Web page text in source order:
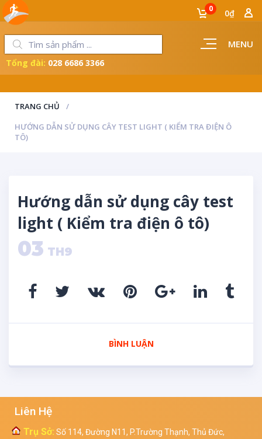
MENU
0 0₫
Tổng đài: 028 6686 3366
TRANG CHỦ
HƯỚNG DẪN SỬ DỤNG CÂY TEST LIGHT ( KIỂM TRA ĐIỆN Ô
TÔ)
Hướng dẫn sử dụng cây test
light ( Kiểm tra điện ô tô)
03 TH9
BÌNH LUẬN
Liên Hệ
Trụ Sở: Số 114, Đường N11, P.Trường Thạnh, Thủ Đức,